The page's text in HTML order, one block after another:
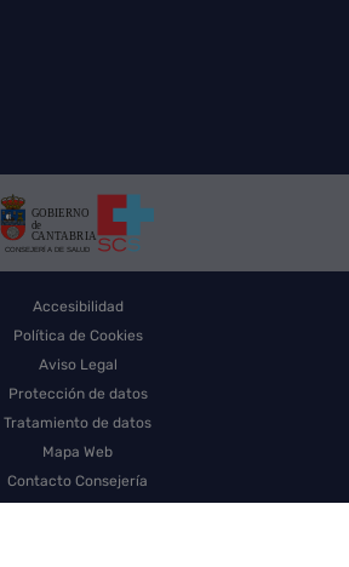
Accesibilidad
Política de Cookies
Aviso Legal
Protección de datos
Tratamiento de datos
Mapa Web
Contacto Consejería